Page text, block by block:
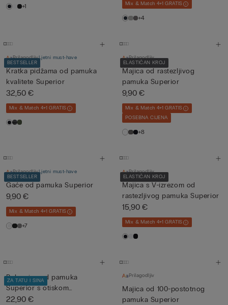
+1 Mix & Match 4+1 GRATIS
+4
BESTSELLER
PrilagodljivLjetni must-have
Kratka pidžama od pamuka
kvalitete Superior
32,50 €
Mix & Match 4+1 GRATIS
ELASTIČAN KROJ
Prilagodljiv
Majica od rastezljivog
pamuka Superior
9,90 €
Mix & Match 4+1 GRATIS
POSEBNA CIJENA
+8
BESTSELLER
PrilagodljivLjetni must-have
Gaće od pamuka Superior
9,90 €
Mix & Match 4+1 GRATIS
+7
ELASTIČAN KROJ
Prilagodljiv
Majica s V-izrezom od
rastezljivog pamuka Superior
15,90 €
Mix & Match 4+1 GRATIS
ZA TATU I SINA
Bokserice od pamuka
Superior s otiskom
Spidermana ...
22,90 €
Prilagodljiv
Majica od 100-postotnog
pamuka Superior